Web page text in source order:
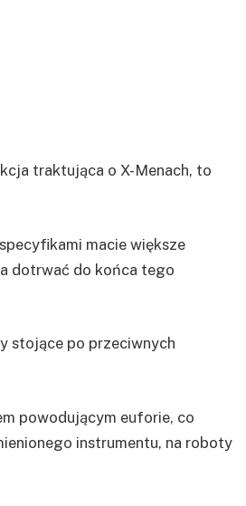
traktująca o X-Menach, to
macie większe
dotrwać do końca tego
stojące po przeciwnych
powodującym euforie, co
instrumentu, na roboty